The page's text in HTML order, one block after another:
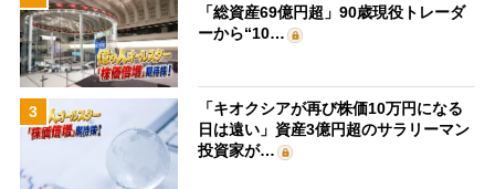
「総資産69億円超」90歳現役トレーダ
ーから“10…
3
「キオクシアが再び株価10万円になる
日は遠い」資産3億円超のサラリーマン
投資家が…